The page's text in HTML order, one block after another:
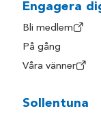
Engagera
Bli medlem
På gång
Våra vänner
Sollentuna